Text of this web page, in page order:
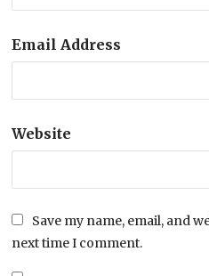
Email Address
Website
Save my name, email, and
next time I comment.